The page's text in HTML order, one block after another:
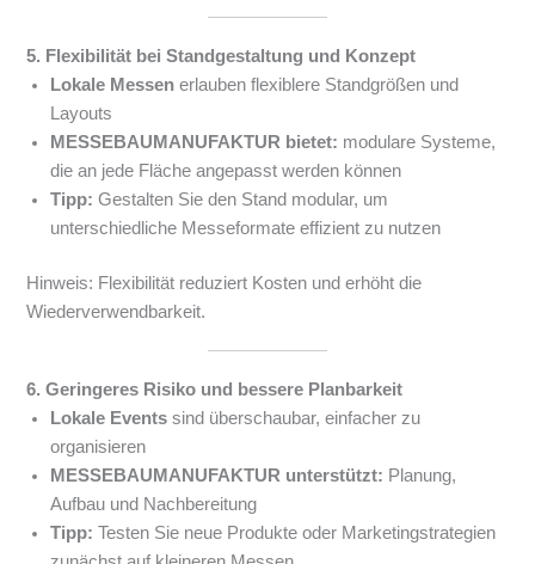
5. Flexibilität bei Standgestaltung und Konzept
Lokale Messen erlauben flexiblere Standgrößen und
Layouts
MESSEBAUMANUFAKTUR bietet: modulare Systeme,
die an jede Fläche angepasst werden können
Tipp: Gestalten Sie den Stand modular, um
unterschiedliche Messeformate effizient zu nutzen
Hinweis: Flexibilität reduziert Kosten und erhöht die
Wiederverwendbarkeit.
6. Geringeres Risiko und bessere Planbarkeit
Lokale Events sind überschaubar, einfacher zu
organisieren
MESSEBAUMANUFAKTUR unterstützt: Planung,
Aufbau und Nachbereitung
Tipp: Testen Sie neue Produkte oder Marketingstrategien